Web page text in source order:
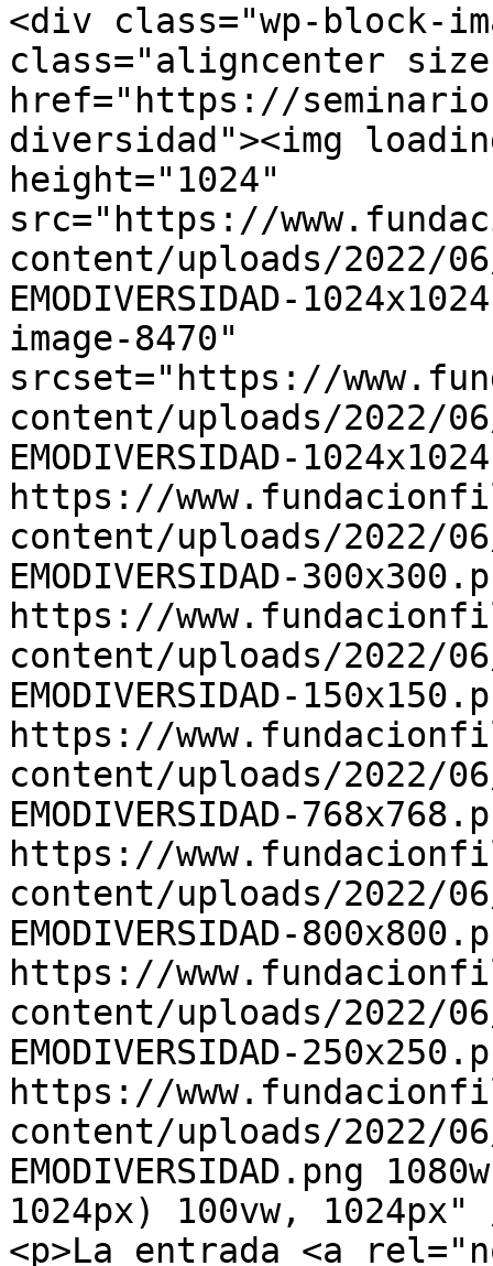
<div class="wp-block-
class="aligncenter
href="https://
diversidad"><img
height="1024"
src="https://
content/uploads/2022/06/
EMODIVERSIDAD-
image-8470"
srcset="https://
content/uploads/2022/06/
EMODIVERSIDAD-
https://
content/uploads/2022/06/
EMODIVERSIDAD-
https://
content/uploads/2022/06/
EMODIVERSIDAD-
https://
content/uploads/2022/06/
EMODIVERSIDAD-
https://
content/uploads/2022/06/
EMODIVERSIDAD-
https://
content/uploads/2022/06/
EMODIVERSIDAD-
https://
content/uploads/2022/06/
EMODIVERSIDAD.png
1024px) 100vw,
<p>La entrada <a